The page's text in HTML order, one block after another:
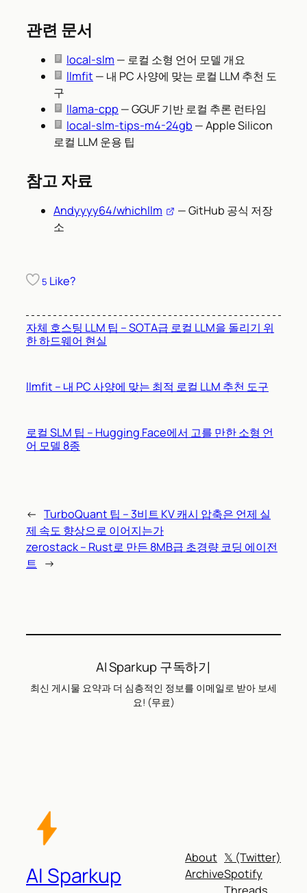
관련 문서
local-slm — 로컬 소형 언어 모델 개요
llmfit — 내 PC 사양에 맞는 로컬 LLM 추천 도
구
llama-cpp — GGUF 기반 로컬 추론 런타임
local-slm-tips-m4-24gb — Apple Silicon
로컬 LLM 운용 팁
참고 자료
Andyyyy64/whichllm
— GitHub 공식 저장
소
5 Like?
자체 호스팅 LLM 팁 – SOTA급 로컬 LLM을 돌리기 위
한 하드웨어 현실
llmfit – 내 PC 사양에 맞는 최적 로컬 LLM 추천 도구
로컬 SLM 팁 – Hugging Face에서 고를 만한 소형 언
어 모델 8종
← TurboQuant 팁 – 3비트 KV 캐시 압축은 언제 실
제 속도 향상으로 이어지는가
zerostack – Rust로 만든 8MB급 초경량 코딩 에이전
트 →
AI Sparkup 구독하기
최신 게시물 요약과 더 심층적인 정보를 이메일로 받아 보세
요! (무료)
AI Sparkup
About
Archive
𝕏 (Twitter)
Spotify